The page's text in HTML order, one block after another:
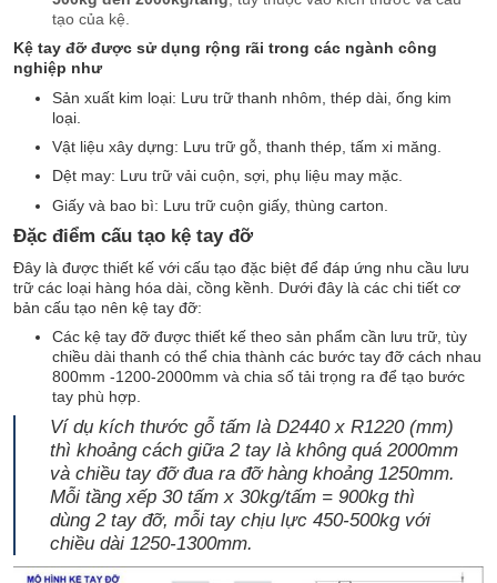
tạo của kệ.
Kệ tay đỡ được sử dụng rộng rãi trong các ngành công
nghiệp như
Sản xuất kim loại: Lưu trữ thanh nhôm, thép dài, ống kim
loại.
Vật liệu xây dựng: Lưu trữ gỗ, thanh thép, tấm xi măng.
Dệt may: Lưu trữ vải cuộn, sợi, phụ liệu may mặc.
Giấy và bao bì: Lưu trữ cuộn giấy, thùng carton.
Đặc điểm cấu tạo kệ tay đỡ
Đây là được thiết kế với cấu tạo đặc biệt để đáp ứng nhu cầu lưu
trữ các loại hàng hóa dài, cồng kềnh. Dưới đây là các chi tiết cơ
bản cấu tạo nên kệ tay đỡ:
Các kệ tay đỡ được thiết kế theo sản phẩm cần lưu trữ, tùy
chiều dài thanh có thể chia thành các bước tay đỡ cách nhau
800mm -1200-2000mm và chia số tải trọng ra để tạo bước
tay phù hợp.
Ví dụ kích thước gỗ tấm là D2440 x R1220 (mm)
thì khoảng cách giữa 2 tay là không quá 2000mm
và chiều tay đỡ đua ra đỡ hàng khoảng 1250mm.
Mỗi tầng xếp 30 tấm x 30kg/tấm = 900kg thì
dùng 2 tay đỡ, mỗi tay chịu lực 450-500kg với
chiều dài 1250-1300mm.